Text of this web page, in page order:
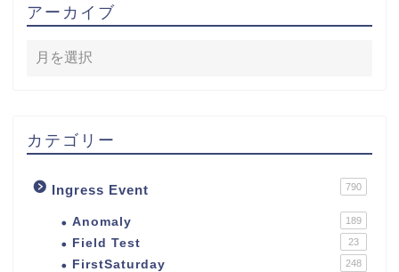
アーカイブ
カテゴリー
Ingress Event 790
Anomaly 189
Field Test 23
FirstSaturday 248